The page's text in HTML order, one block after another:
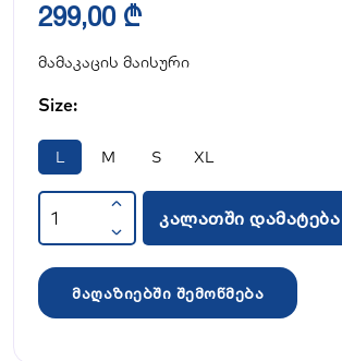
299,00 ₾
მამაკაცის მაისური
Size:
L M S XL
კალათში დამატება
მაღაზიებში შემოწმება